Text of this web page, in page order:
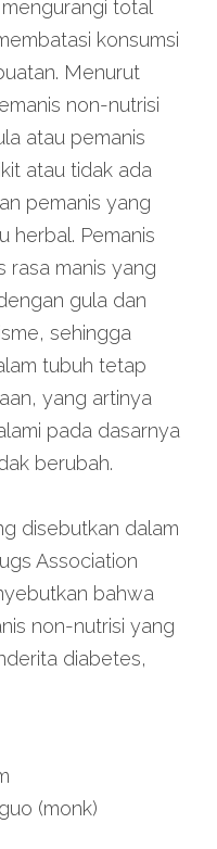
total
konsumsi
Menurut
non-nutrisi
atau pemanis
atau tidak ada
pemanis yang
herbal. Pemanis
rasa manis yang
gula dan
sehingga
tubuh tetap
yang artinya
pada dasarnya
berubah.
disebutkan dalam
Association
bahwa
non-nutrisi yang
diabetes,
(monk)